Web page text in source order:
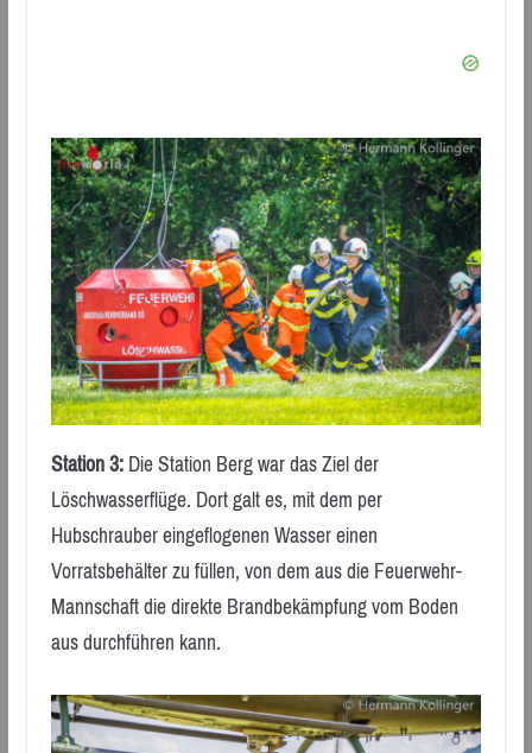
Station 3:Die Station Berg war das Ziel der
Löschwasserflüge. Dort galt es, mit dem per
Hubschrauber eingeflogenen Wasser einen
Vorratsbehälter zu füllen, von dem aus die Feuerwehr-
Mannschaft die direkte Brandbekämpfung vom Boden
aus durchführen kann.